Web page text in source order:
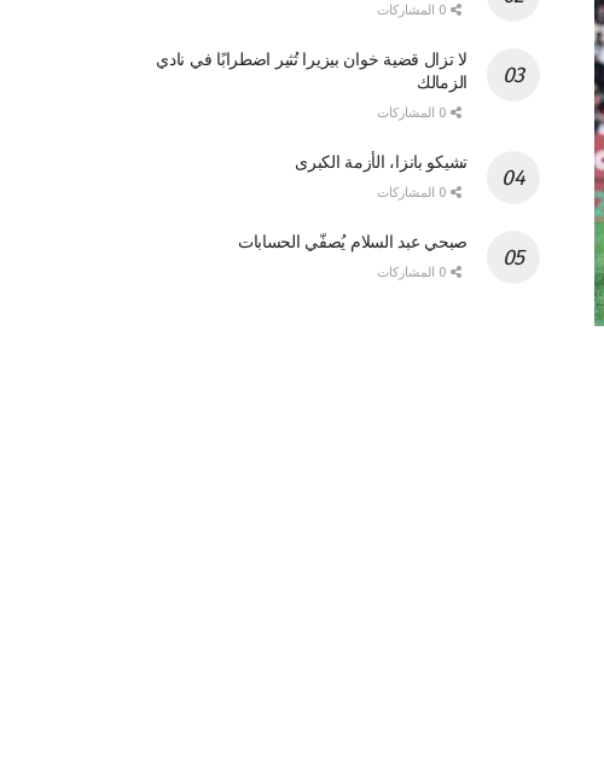
لا تزال قضية خوان بيزيرا تُثير اضطرابًا في نادي
الزمالك
تشيكو بانزا، الأزمة الكبرى
صبحي عبد السلام يُصفّي الحسابات